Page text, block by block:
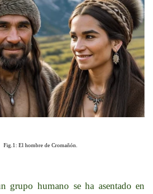
Fig.1: El hombre de Cromañón.
grupo humano se ha asentado en